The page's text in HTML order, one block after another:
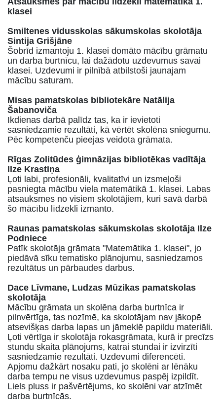
klasei
Smiltenes vidusskolas sākumskolas skolotāja
Sintija Grišjāne
Šobrīd izmantoju 1. klasei domāto mācību grāmatu
un darba burtnīcu, lai dažādotu uzdevumus savai
klasei. Uzdevumi ir pilnībā atbilstoši jaunajam
mācību saturam.
Misas pamatskolas bibliotekāre Natālija
Šabanoviča
Ikdienas darbā palīdz tas, ka ir ievietoti
sasniedzamie rezultāti, kā vērtēt skolēna sniegumu.
Pēc kompetenču pieejas veidota grāmata.
Rīgas Zolitūdes ģimnāzijas bibliotēkas vadītāja
Ilze Krastiņa
Ļoti labi, profesionāli, kvalitatīvi un izsmeļoši
pasniegta mācību viela matemātikā 1. klasei. Labas
atsauksmes no visiem skolotājiem, kuri savā darbā
šo mācību līdzekli izmanto.
Raunas pamatskolas sākumskolas skolotāja Ilze
Podniece
Patīk skolotāja grāmata "Matemātika 1. klasei", jo
piedāvā sīku tematisko plānojumu, sasniedzamos
rezultātus un pārbaudes darbus.
Dace Līvmane, Ludzas Mūzikas pamatskolas
skolotāja
Mācību grāmata un skolēna darba burtnīca ir
pilnvērtīga, tas nozīmē, ka skolotājam nav jākopē
atsevišķas darba lapas un jāmeklē papildu materiāli.
Ļoti vērtīga ir skolotāja rokasgrāmata, kurā ir precīzs
stundu skaita plānojums, katrai stundai ir izvirzīti
sasniedzamie rezultāti. Uzdevumi diferencēti.
Apjomu dažkārt nosaku pati, jo skolēni ar lēnāku
darba tempu ne visus uzdevumus paspēj izpildīt.
Liels pluss ir pašvērtējums, ko skolēni var atzīmēt
darba burtnīcās.